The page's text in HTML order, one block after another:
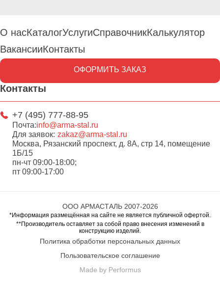
О насКаталогУслугиСправочникКалькулятор
ВакансииКонтакты
ОФОРМИТЬ ЗАКАЗ
Контакты
+7 (495) 777-88-95
Почта:info@arma-stal.ru
Для заявок: zakaz@arma-stal.ru
Москва, Рязанский проспект, д. 8А, стр 14, помещение
1Б/15
пн-чт 09:00-18:00;
пт 09:00-17:00
ООО АРМАСТАЛЬ 2007-2026
*Информация размещённая на сайте не является публичной офертой.
**Производитель оставляет за собой право внесения изменений в
конструкцию изделий.
Политика обработки персональных данных
Пользовательское соглашение
Made by Performus
Перейти в корзину